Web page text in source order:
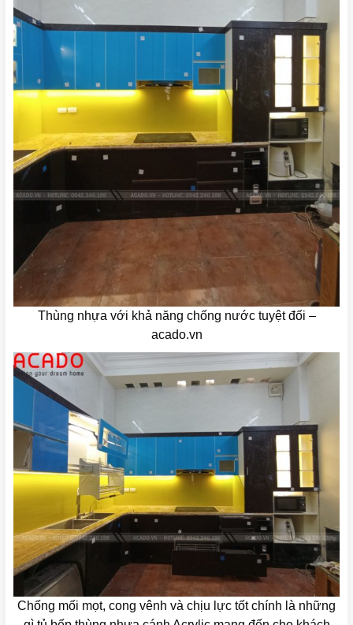
Thùng nhựa với khả năng chống nước tuyệt đối –
acado.vn
Chống mối mọt, cong vênh và chịu lực tốt chính là những